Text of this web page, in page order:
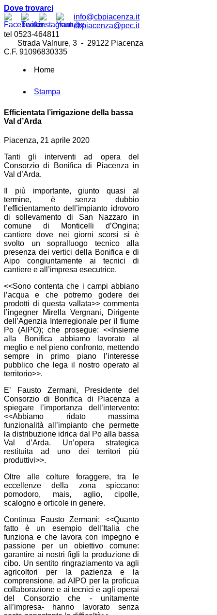
Dove trovarci
info@cbpiacenza.it
cbpiacenza@pec.it
tel 0523-464811
Strada Valnure, 3 - 29122 Piacenza
C.F. 91096830335
Home
Stampa
Efficientata l’irrigazione della bassa
Val d’Arda
Piacenza, 21 aprile 2020
Tanti gli interventi ad opera del
Consorzio di Bonifica di Piacenza in
Val d’Arda.
Il più importante, giunto quasi al
termine, è senza dubbio
l’efficientamento dell’impianto idrovoro
di sollevamento di San Nazzaro in
comune di Monticelli d’Ongina;
cantiere dove nei giorni scorsi si è
svolto un sopralluogo tecnico alla
presenza dei vertici della Bonifica e di
Aipo congiuntamente ai tecnici di
cantiere e all’impresa esecutrice.
<<Sono contenta che i campi abbiano
l’acqua e che potremo godere dei
prodotti di questa vallata>> commenta
l’ingegner Mirella Vergnani, Dirigente
dell’Agenzia Interregionale per il fiume
Po (AIPO); che prosegue: <<Insieme
alla Bonifica abbiamo lavorato al
meglio e nel pieno confronto, mettendo
sempre in primo piano l’interesse
pubblico che lega il nostro operato al
territorio>>.
E’ Fausto Zermani, Presidente del
Consorzio di Bonifica di Piacenza a
spiegare l’importanza dell’intervento:
<<Abbiamo ridato massima
funzionalità all’impianto che permette
la distribuzione idrica dal Po alla bassa
Val d’Arda. Un’opera strategica
restituita ad uno dei territori più
produttivi>>.
Oltre alle colture foraggere, tra le
eccellenze della zona spiccano:
pomodoro, mais, aglio, cipolle,
scalogno e orticole in genere.
Continua Fausto Zermani: <<Quanto
fatto è un esempio dell’Italia che
funziona e che lavora con impegno e
passione per un obiettivo comune:
garantire ai nostri figli la produzione di
cibo. Un sentito ringraziamento va agli
agricoltori per la pazienza e la
comprensione, ad AIPO per la proficua
collaborazione e ai tecnici e agli operai
del Consorzio che - unitamente
all’impresa- hanno lavorato senza